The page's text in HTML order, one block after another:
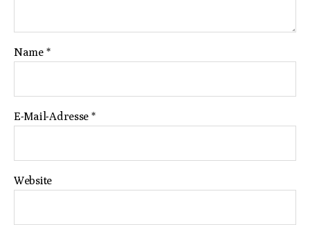
Name *
E-Mail-Adresse *
Website